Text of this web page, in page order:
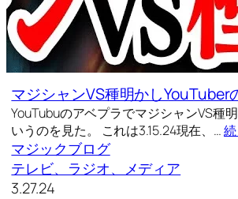
マジシャンVS種明かしYouTuber
YouTubuのアベプラでマジシャンVS種
いうのを見た。 これは3.15.24現在、…
マジックブログ
テレビ、ラジオ、メディア
3.27.24